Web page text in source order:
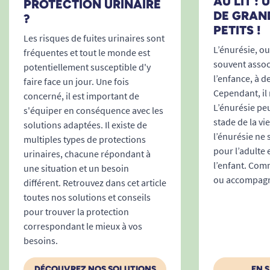
TENA Flex ProSkin Plus Small, en
résumé :
Protection discrète mais ultra-performante
contre l’incontinence modérée à sévère.
S’adapte aux tours de taille de 61 à 87 cm ;
PROTECTION URINAIRE
?
Les risques de fuites urinaires sont
fréquentes et tout le monde est
potentiellement susceptible d'y
faire face un jour. Une fois
concerné, il est important de
s'équiper en conséquence avec les
solutions adaptées. Il existe de
multiples types de protections
urinaires, chacune répondant à
une situation et un besoin
différent. Retrouvez dans cet article
toutes nos solutions et conseils
pour trouver la protection
correspondant le mieux à vos
besoins.
DE
PETITS !
L’énurésie,
souvent
l’enfance, à
Cependant, il
L’énurésie
stade de la
l’énurésie ne
pour l’adulte
l’enfant.
ou